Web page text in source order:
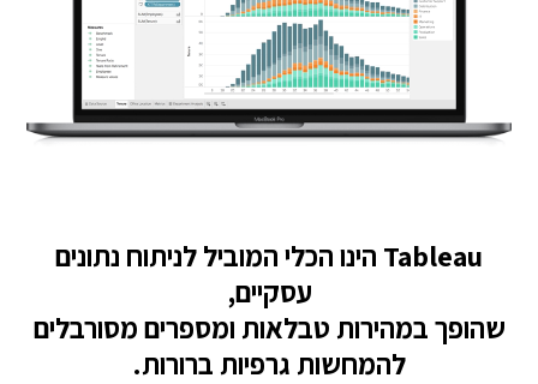
Tableau הינו הכלי המוביל לניתוח נתונים
עסקיים,
שהופך במהירות טבלאות ומספרים מסורבלים
להמחשות גרפיות ברורות.